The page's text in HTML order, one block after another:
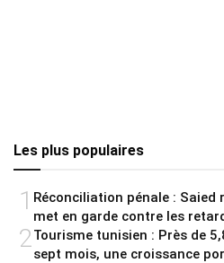
Les plus populaires
1 Réconciliation pénale :
met en garde contre les
2Tourisme tunisien : Près de
sept mois, une croissance